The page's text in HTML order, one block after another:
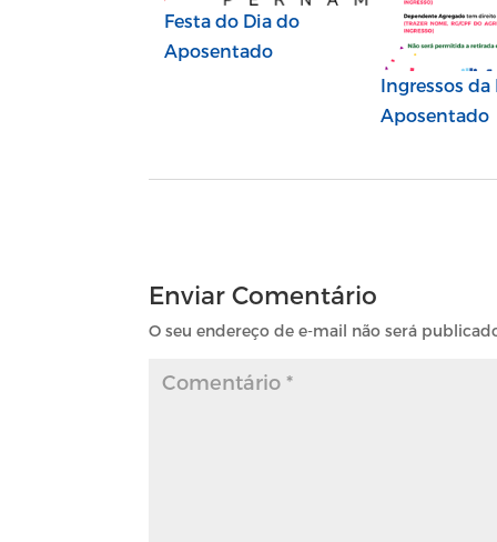
Festa do Dia do
Aposentado
Ingressos da
Aposentado
Enviar Comentário
O seu endereço de e-mail não será